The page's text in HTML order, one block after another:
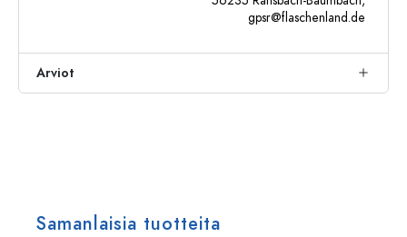
gpsr@flaschenland.de
Arviot
Samanlaisia tuotteita